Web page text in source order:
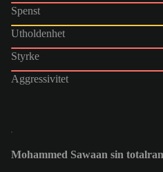
Spenst
Utholdenhet
Styrke
Aggressivitet
Mohammed Sawaan sin